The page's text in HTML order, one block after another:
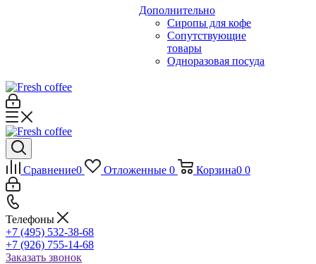
Дополнительно
Сиропы для кофе
Сопутствующие
товары
Одноразовая посуда
Сравнение0 Отложенные 0 Корзина0 0
Телефоны
+7 (495) 532-38-68
+7 (926) 755-14-68
Заказать звонок